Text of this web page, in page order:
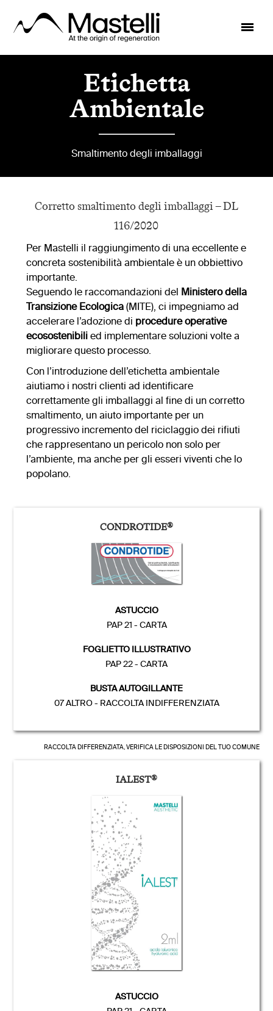
Etichetta
Ambientale
Smaltimento degli imballaggi
Corretto smaltimento degli imballaggi – DL
116/2020
Per Mastelli il raggiungimento di una eccellente e
concreta sostenibilità ambientale è un obbiettivo
importante.
Seguendo le raccomandazioni del
Ministero della
Transizione Ecologica(MITE), ci impegniamo ad
accelerare l’adozione di procedure operative
ecosostenibilied implementare soluzioni volte a
migliorare questo processo.
Con l’introduzione dell’etichetta ambientale
aiutiamo i nostri clienti ad identificare
correttamente gli imballaggi al fine di un corretto
smaltimento, un aiuto importante per un
progressivo incremento del riciclaggio dei rifiuti
che rappresentano un pericolo non solo per
l’ambiente, ma anche per gli esseri viventi che lo
popolano.
CONDROTIDE®
ASTUCCIO
PAP 21 - CARTA
FOGLIETTO ILLUSTRATIVO
PAP 22 - CARTA
BUSTA AUTOGILLANTE
07 ALTRO - RACCOLTA INDIFFERENZIATA
RACCOLTA DIFFERENZIATA, VERIFICA LE DISPOSIZIONI DEL TUO COMUNE
IALEST®
ASTUCCIO